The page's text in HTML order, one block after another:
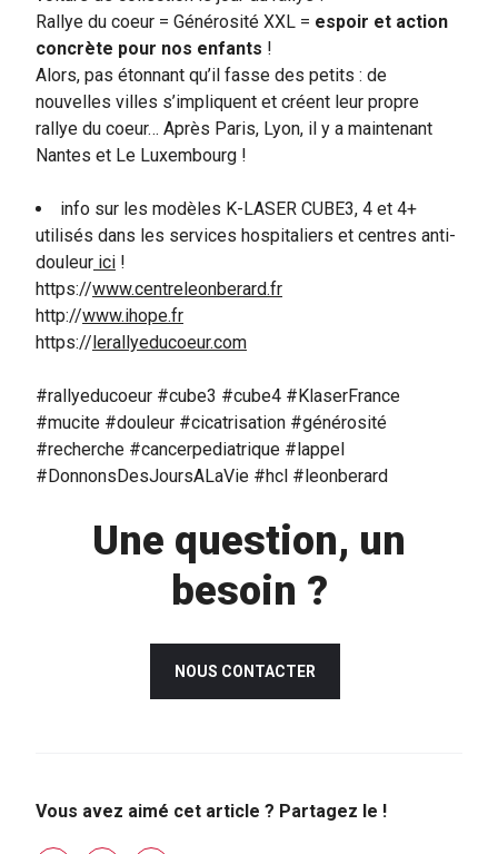
Rallye du coeur = Générosité XXL = espoir et action
concrète pour nos enfants !
Alors, pas étonnant qu’il fasse des petits : de
nouvelles villes s’impliquent et créent leur propre
rallye du coeur… Après Paris, Lyon, il y a maintenant
Nantes et Le Luxembourg !
info sur les modèles K-LASER CUBE3, 4 et 4+
utilisés dans les services hospitaliers et centres anti-
douleur ici !
https://www.centreleonberard.fr
http://www.ihope.fr
https://lerallyeducoeur.com
#rallyeducoeur #cube3 #cube4 #KlaserFrance
#mucite #douleur #cicatrisation #générosité
#recherche #cancerpediatrique #lappel
#DonnonsDesJoursALaVie #hcl #leonberard
Une question, un
besoin ?
NOUS CONTACTER
Vous avez aimé cet article ? Partagez le !